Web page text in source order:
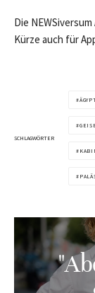
Die
Kürze auch für
SCHLAGWÖRTER